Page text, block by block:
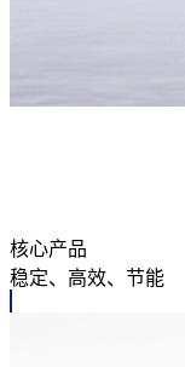
核心产品
稳定、高效、节能